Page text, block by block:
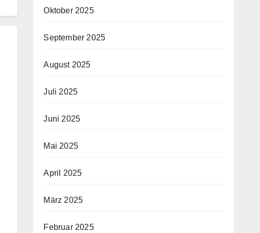
Oktober 2025
September 2025
August 2025
Juli 2025
Juni 2025
Mai 2025
April 2025
März 2025
Februar 2025